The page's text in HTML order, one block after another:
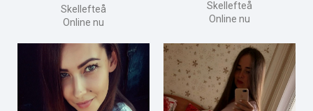
Skellefteå
Online nu
Skellefteå
Online nu